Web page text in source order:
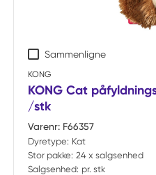
Sammenligne
KONG
KONG Cat
/stk
Varenr: F66357
Dyretype: Kat
Stor pakke: 24 x salgsenhed
Salgsenhed: pr. stk